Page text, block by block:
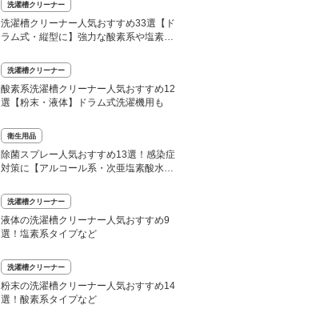
洗濯槽クリーナー
洗濯槽クリーナー人気おすすめ33選【ド
ラム式・縦型に】強力な酸素系や塩素系
洗濯槽クリーナー
酸素系洗濯槽クリーナー人気おすすめ12
選【粉末・液体】ドラム式洗濯機用も
衛生用品
除菌スプレー人気おすすめ13選！感染症
対策に【アルコール系・次亜塩素酸水な
洗濯槽クリーナー
液体の洗濯槽クリーナー人気おすすめ9
選！塩素系タイプなど
洗濯槽クリーナー
粉末の洗濯槽クリーナー人気おすすめ14
選！酸素系タイプなど